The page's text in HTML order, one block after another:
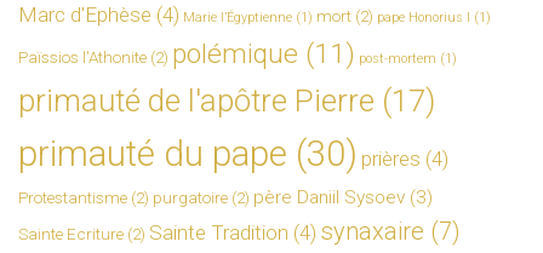
Marc d'Ephèse (4) Marie l’Égyptienne (1) mort (2) pape Honorius I (1)
Païssios l'Athonite (2) polémique (11) post-mortem (1)
primauté de l'apôtre Pierre (17)
primauté du pape (30) prières (4)
Protestantisme (2) purgatoire (2) père Daniil Sysoev (3)
Sainte Ecriture (2) Sainte Tradition (4) synaxaire (7)